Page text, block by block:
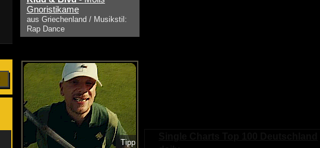
Gnoristikame
aus Griechenland / Musikstil:
Rap Dance
Tipp